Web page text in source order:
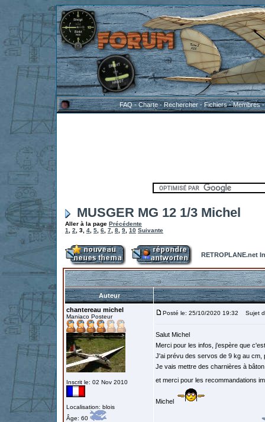
FAQ-Charte-Rechercher-Fichiers-Membres
MUSGER MG 12 1/3 Michel
Aller à la page Précédente
1
2 3 4 5 6 7 8 9 10 Suivante
RETROPLANE.net
Auteur
chantereau michel
Maniaco Posteur
Inscrit le: 02 Nov 2010
Localisation: blois
Âge: 60
Posté le: 25/10/2020 19:32 Sujet
Salut Michel
Merci pour les infos, j'espère que
J'ai prévu des servos de 9 kg au cm,
Je vais mettre des charnières à
et merci pour les recommandations
Michel